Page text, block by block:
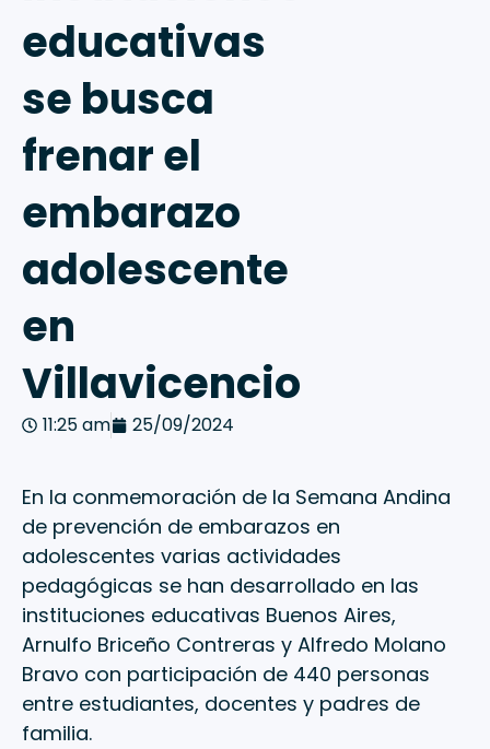
educativas
se busca
frenar el
embarazo
adolescente
en
Villavicencio
11:25 am 25/09/2024
En la conmemoración de la Semana Andina
de prevención de embarazos en
adolescentes varias actividades
pedagógicas se han desarrollado en las
instituciones educativas Buenos Aires,
Arnulfo Briceño Contreras y Alfredo Molano
Bravo con participación de 440 personas
entre estudiantes, docentes y padres de
familia.